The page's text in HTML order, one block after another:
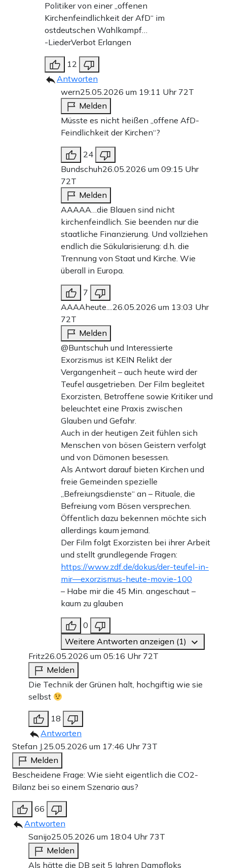
Politiker von einer „offenen
Kirchenfeindlichkeit der AfD“ im
ostdeutschen Wahlkampf…
-LiederVerbot Erlangen
12
Antworten
wern25.05.2026 um 19:11 Uhr 72T
Melden
Müsste es nicht heißen „offene AfD-
Feindlichkeit der Kirchen“?
24
Bundschuh26.05.2026 um 09:15 Uhr
72T
Melden
AAAAA…die Blauen sind nicht
kirchenfeindlich. Sie beenden nur die
staatliche Finanzierung. Und vollziehen
endlich die Säkularisierung: d.h. die
Trennung von Staat und Kirche. Wie
überall in Europa.
7
AAAAheute....26.05.2026 um 13:03 Uhr
72T
Melden
@Buntschuh und Interessierte
Exorzismus ist KEIN Relikt der
Vergangenheit – auch heute wird der
Teufel ausgetrieben. Der Film begleitet
Exorzisten, Betroffene sowie Kritiker und
beleuchtet eine Praxis zwischen
Glauben und Gefahr.
Auch in der heutigen Zeit fühlen sich
Menschen von bösen Geistern verfolgt
und von Dämonen besessen.
Als Antwort darauf bieten Kirchen und
freie Gemeinden spezielle
„Befreiungsdienste“ an – Rituale, die
Befreiung vom Bösen versprechen.
Öffentlich dazu bekennen möchte sich
allerdings kaum jemand.
Der Film folgt Exorzisten bei ihrer Arbeit
und stellt grundlegende Fragen:
https://www.zdf.de/dokus/der-teufel-in-
mir—exorzismus-heute-movie-100
– Habe mir die 45 Min. angeschaut –
kaum zu glauben
0
Weitere Antworten anzeigen (1)
Fritz26.05.2026 um 05:16 Uhr 72T
Melden
Die Technik der Grünen halt, hochgiftig wie sie
selbst
18
Antworten
Stefan J.25.05.2026 um 17:46 Uhr 73T
Melden
Bescheidene Frage: Wie sieht eigentlich die CO2-
Bilanz bei so einem Szenario aus?
66
Antworten
Sanijo25.05.2026 um 18:04 Uhr 73T
Melden
Als hätte die DB seit 5 Jahren Dampfloks